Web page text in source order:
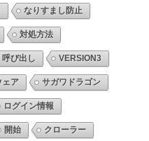
なりすまし防止
対処方法
呼び出し VERSION3
ェア サガワドラゴン
ログイン情報
開始 クローラー